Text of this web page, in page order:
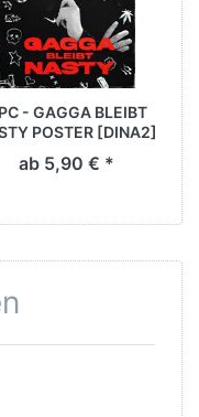
- GAGGA BLEIBT
POSTER [DINA2]
ab 5,90 € *